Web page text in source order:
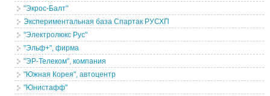
"Экрос-Балт"
Экспериментальная база Спартак РУСХП
"Электролюкс Рус"
"Эльф+", фирма
"ЭР-Телеком", компания
"Южная Корея", автоцентр
"Юнистафф"